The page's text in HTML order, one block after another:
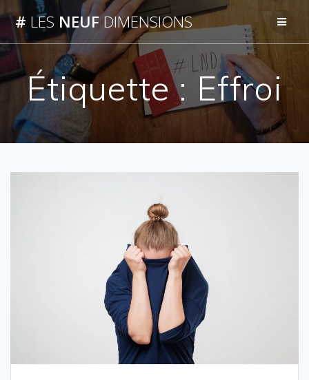
Passer
au
contenu
# LES NEUFDIMENSIONS
Étiquette : Effroi